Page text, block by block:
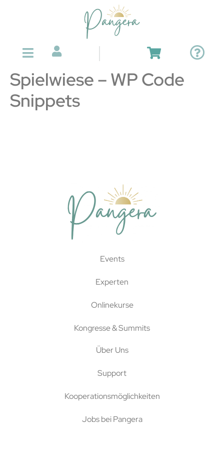
Spielwiese – WP Code
Snippets
Events
Experten
Onlinekurse
Kongresse & Summits
Über Uns
Support
Kooperationsmöglichkeiten
Jobs bei Pangera